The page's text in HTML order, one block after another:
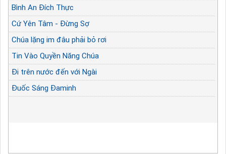
Bình An Đích Thực
Cứ Yên Tâm - Đừng Sợ
Chúa lặng im đâu phải bỏ rơi
Tin Vào Quyền Năng Chúa
Đi trên nước đến với Ngài
Đuốc Sáng Đaminh